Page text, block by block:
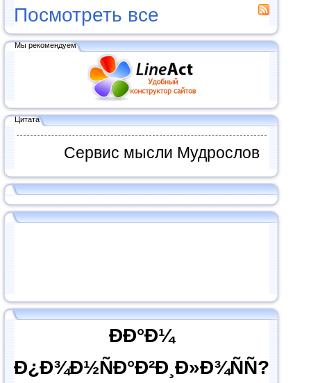
Посмотреть все
Мы рекомендуем
Цитата
Сервис мысли Мудрослов
ÐÐ°Ð¼
Ð¿Ð¾Ð½ÑÐ°Ð²Ð¸Ð»Ð¾ÑÑ?